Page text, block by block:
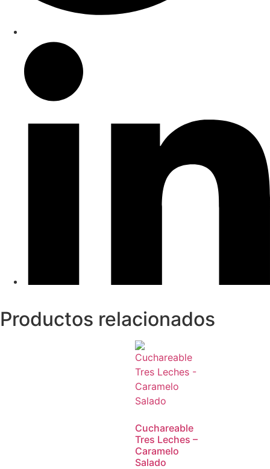
Productos relacionados
Cuchareable
Tres Leches –
Caramelo
Salado